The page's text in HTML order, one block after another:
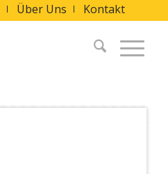
Über Uns Kontakt